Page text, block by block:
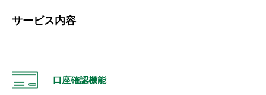
サービス内容
口座確認機能